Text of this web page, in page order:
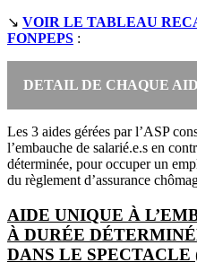
↘ VOIR LE TABLEAU
FONPEPS :
DETAIL DE CHAQUE
Les 3 aides gérées par l’ASP
l’embauche de salarié.e.s en
déterminée, pour occuper un
du règlement d’assurance
AIDE UNIQUE À
À DURÉE
DANS LE SPECTACLE